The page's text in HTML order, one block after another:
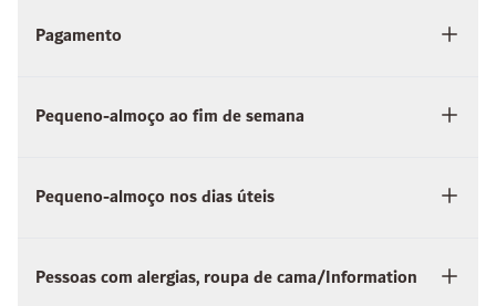
Pagamento
Pequeno-almoço ao fim de semana
Pequeno-almoço nos dias úteis
Pessoas com alergias, roupa de cama/Information